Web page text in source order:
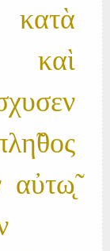
κατὰ
καὶ
αὐτω̨̃